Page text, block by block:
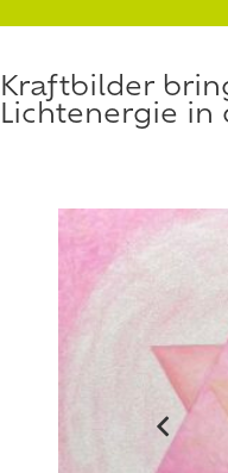
Kraftbilder
Lichtenergie in